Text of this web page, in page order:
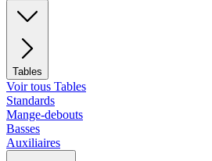
Tables
Voir tous Tables
Standards
Mange-debouts
Basses
Auxiliaires